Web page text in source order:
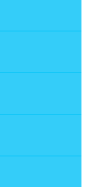
3,5ML